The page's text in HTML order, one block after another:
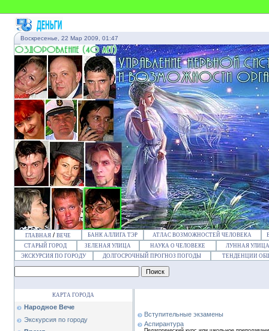
Воскресенье, 22 Мар 2009, 01:47
ГЛАВНАЯ/ ВЕЧЕ БАНК АЛЛИГА ТЭР АТЛАС ВОЗМОЖНОСТЕЙ ЧЕЛОВЕКА
СТАРЫЙ ГОРОД
ЗЕЛЕНАЯ УЛИЦА НАУКА О ЧЕЛОВЕКЕ
ЛУННАЯ УЛИЦА
ЭКСКУРСИЯ ПО ГОРОДУ
ДОЛГОСРОЧНЫЙ ПРОГНОЗ ПОГОДЫ ТЕНДЕНЦИИ
КАРТА ГОРОДА
Народное Вече
Экскурсия по городу
Вступительные экзамены
Аспирантура